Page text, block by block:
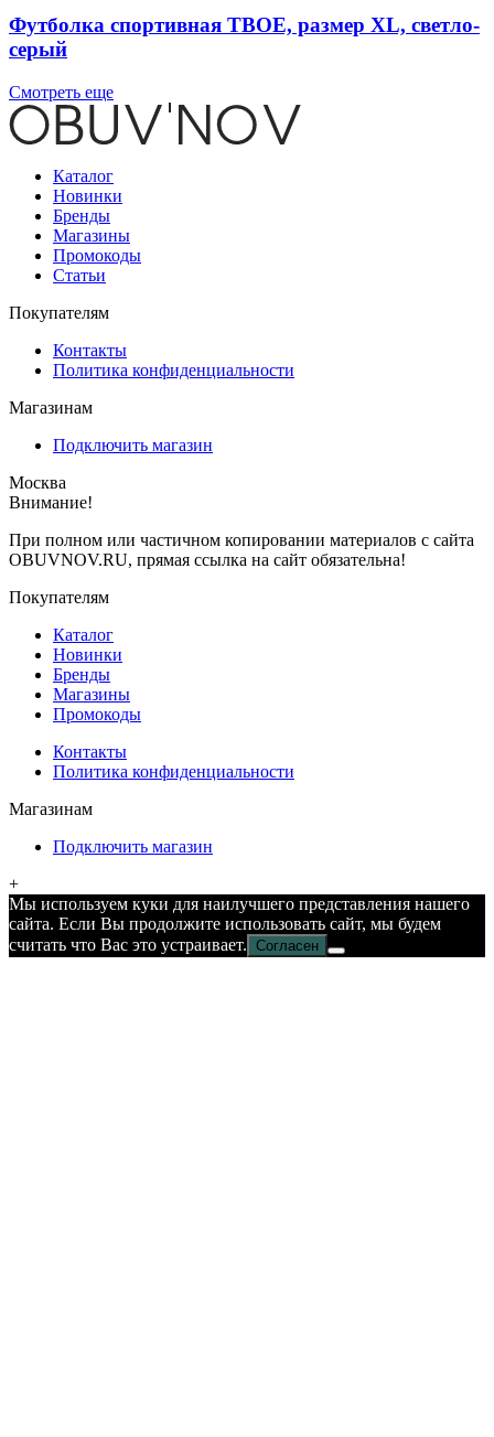
Футболка спортивная ТВОЕ, размер XL, светло-
серый
Смотреть еще
Каталог
Новинки
Бренды
Магазины
Промокоды
Статьи
Покупателям
Контакты
Политика конфиденциальности
Магазинам
Подключить магазин
Москва
Внимание!
При полном или частичном копировании материалов с сайта
OBUVNOV.RU, прямая ссылка на сайт обязательна!
Покупателям
Каталог
Новинки
Бренды
Магазины
Промокоды
Контакты
Политика конфиденциальности
Магазинам
Подключить магазин
+
Мы используем куки для наилучшего представления нашего
сайта. Если Вы продолжите использовать сайт, мы будем
считать что Вас это устраивает. Согласен